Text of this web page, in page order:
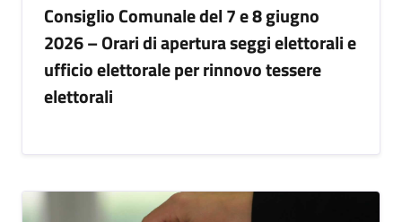
Consiglio Comunale del 7 e 8 giugno
2026 – Orari di apertura seggi elettorali e
ufficio elettorale per rinnovo tessere
elettorali